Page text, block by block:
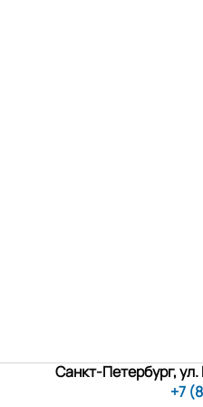
Санкт-Петербург,
+7